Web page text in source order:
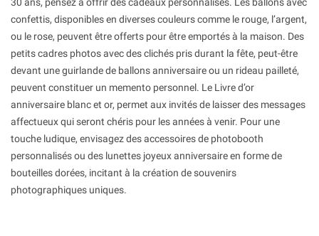
confettis, disponibles en diverses couleurs comme le rouge, l’argent,
ou le rose, peuvent être offerts pour être emportés à la maison. Des
petits cadres photos avec des clichés pris durant la fête, peut-être
devant une guirlande de ballons anniversaire ou un rideau pailleté,
peuvent constituer un memento personnel. Le Livre d’or
anniversaire blanc et or, permet aux invités de laisser des messages
affectueux qui seront chéris pour les années à venir. Pour une
touche ludique, envisagez des accessoires de photobooth
personnalisés ou des lunettes joyeux anniversaire en forme de
bouteilles dorées, incitant à la création de souvenirs
photographiques uniques.